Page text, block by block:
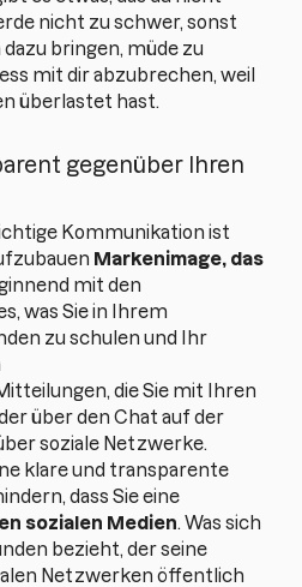
nicht zu schwer, sonst
bringen, müde zu
mit dir abzubrechen, weil
überlastet hast.
gegenüber Ihren
Kommunikation ist
Markenimage, das
mit den
was Sie in Ihrem
zu schulen und Ihr
die Sie mit Ihren
über den Chat auf der
soziale Netzwerke.
klare und transparente
dass Sie eine
sozialen Medien. Was sich
bezieht, der seine
Netzwerken öffentlich